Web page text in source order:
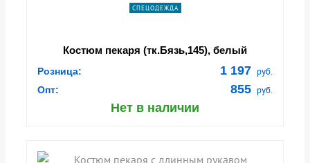
СПЕЦОДЕЖДА
Костюм пекаря (тк.Бязь,145), белый
Розница: 1 197 руб.
Опт: 855 руб.
Нет в наличии